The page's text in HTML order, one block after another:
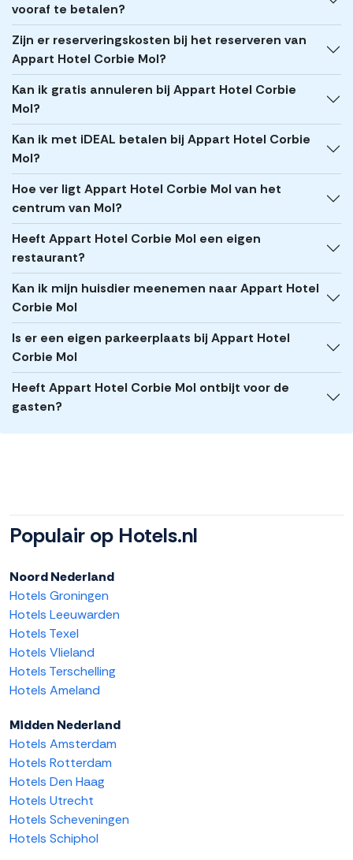
vooraf te betalen?
Zijn er reserveringskosten bij het reserveren van
Appart Hotel Corbie Mol?
Kan ik gratis annuleren bij Appart Hotel Corbie
Mol?
Kan ik met iDEAL betalen bij Appart Hotel Corbie
Mol?
Hoe ver ligt Appart Hotel Corbie Mol van het
centrum van Mol?
Heeft Appart Hotel Corbie Mol een eigen
restaurant?
Kan ik mijn huisdier meenemen naar Appart Hotel
Corbie Mol
Is er een eigen parkeerplaats bij Appart Hotel
Corbie Mol
Heeft Appart Hotel Corbie Mol ontbijt voor de
gasten?
Populair op Hotels.nl
Noord Nederland
Hotels Groningen
Hotels Leeuwarden
Hotels Texel
Hotels Vlieland
Hotels Terschelling
Hotels Ameland
Midden Nederland
Hotels Amsterdam
Hotels Rotterdam
Hotels Den Haag
Hotels Utrecht
Hotels Scheveningen
Hotels Schiphol